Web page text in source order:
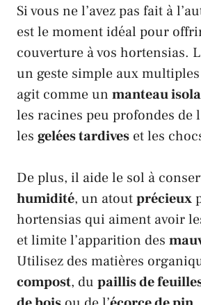
Si vous ne l’avez pas fait à
est le moment idéal pour
couverture à vos hortensias.
un geste simple aux
agit comme un manteau
les racines peu profondes de
les gelées tardives et les
De plus, il aide le sol à
humidité, un atoutprécieux
hortensias qui aiment avoir
et limite l’apparition des
Utilisez des matières
compost, du paillis de